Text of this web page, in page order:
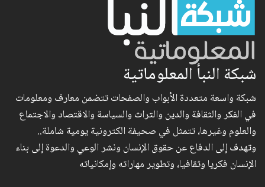
شبكة النبأ المعلوماتية
شبكة واسعة متعددة الأبواب والصفحات تتضمن معارف ومعلومات
في الفكر والثقافة والدين والتراث والسياسة والاقتصاد والاجتماع
والعلوم وغيرها، تتمثل في صحيفة الكترونية يومية شاملة..
وتهدف إلى الدفاع عن حقوق الإنسان ونشر الوعي والدعوة إلى بناء
الإنسان فكريا وثقافيا، وتطوير مهاراته وإمكانياته